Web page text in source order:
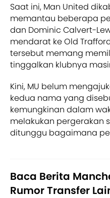
Saat ini, Man United
memantau beberapa
dan Dominic Calvert-
mendarat ke Old
tersebut memang
tinggalkan klubnya
Kini, MU belum
kedua nama yang
kemungkinan dalam
melakukan pergerakan
ditunggu bagaimana
Baca Berita
Rumor Transfer